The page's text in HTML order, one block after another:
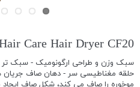
Care Hair Dryer CF20
سبک وزن و طراحی ارگونومیک - سبک
حلقه مغناطیسی سر - دهان صاف جریان
موخوره را صاف می کند، شکل صاف ایجاد